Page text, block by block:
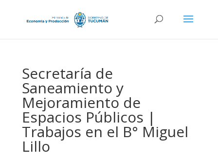
Secretaría de
Saneamiento y
Mejoramiento de
Espacios Públicos |
Trabajos en el B° Miguel
Lillo